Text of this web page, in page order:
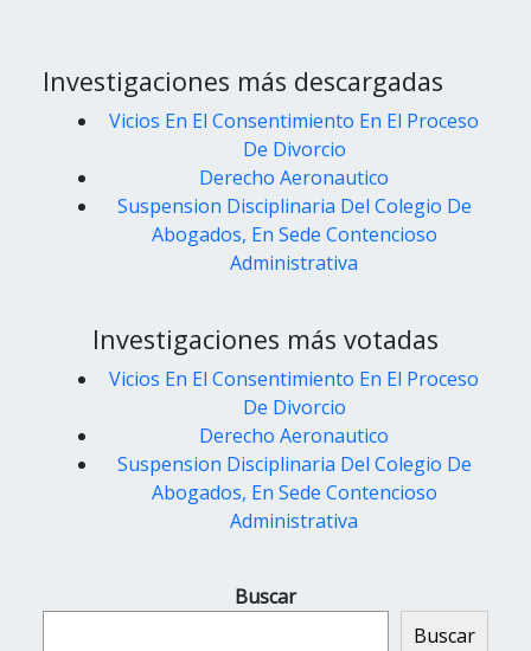
Investigaciones más descargadas
Vicios En El Consentimiento En El Proceso
De Divorcio
Derecho Aeronautico
Suspension Disciplinaria Del Colegio De
Abogados, En Sede Contencioso
Administrativa
Investigaciones más votadas
Vicios En El Consentimiento En El Proceso
De Divorcio
Derecho Aeronautico
Suspension Disciplinaria Del Colegio De
Abogados, En Sede Contencioso
Administrativa
Buscar
Buscar